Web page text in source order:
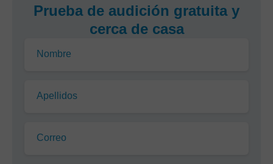
Prueba de audición gratuita y
cerca de casa
Nombre
Apellidos
Correo